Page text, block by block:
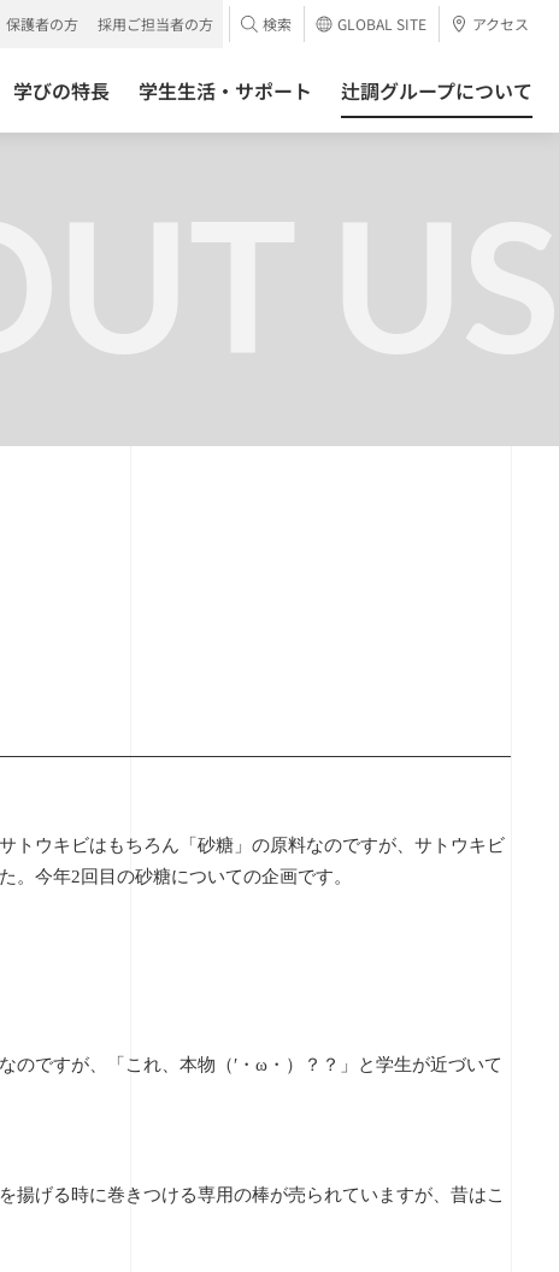
学びの特長 学生生活・サポート 辻調グループについて
保護者の方 採用ご担当者の方 検索 GLOBAL SITE アクセス
US
トウキビはもちろん「砂糖」の原料なのですが、サトウキビ
。今年2回目の砂糖についての企画です。
ですが、「これ、本物（′・ω・）？？」と学生が近づいて
げる時に巻きつける専用の棒が売られていますが、昔はこ